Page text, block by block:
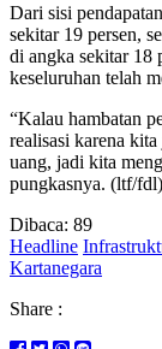
Dari sisi
sekitar 19 persen,
di angka sekitar 18
keseluruhan telah
“Kalau hambatan
realisasi karena
uang, jadi kita
pungkasnya. (ltf/fdl)
Dibaca: 89
Headline
Kartanegara
Share :